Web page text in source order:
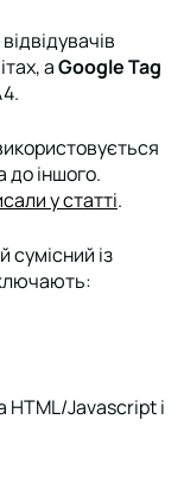
аGoogle Tag
до іншого.
у статті.
із
HTML/Javascript і